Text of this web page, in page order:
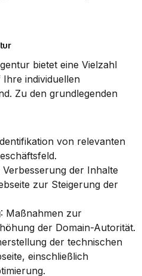
bietet eine Vielzahl
individuellen
Zu den grundlegenden
von relevanten
Verbesserung der Inhalte
zur Steigerung der
der Domain-Autorität.
der technischen
einschließlich